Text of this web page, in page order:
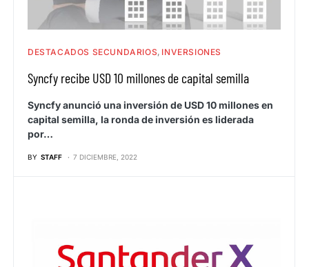
DESTACADOS SECUNDARIOS INVERSIONES
Syncfy recibe USD 10 millones de capital semilla
Syncfy anunció una inversión de USD 10 millones en
capital semilla, la ronda de inversión es liderada
por…
BY STAFF 7 DICIEMBRE, 2022